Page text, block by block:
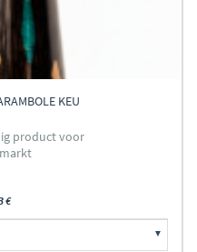
KEU
product voor
€